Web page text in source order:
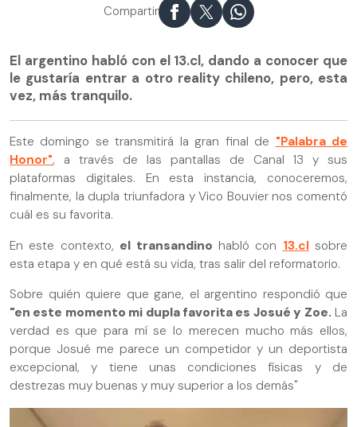
Compartir
El argentino habló con el 13.cl, dando a conocer que
le gustaría entrar a otro reality chileno, pero, esta
vez, más tranquilo.
Este domingo se transmitirá la gran final de "Palabra de
Honor", a través de las pantallas de Canal 13 y sus
plataformas digitales. En esta instancia, conoceremos,
finalmente, la dupla triunfadora y Vico Bouvier nos comentó
cuál es su favorita.
En este contexto, el transandino habló con 13.clsobre
esta etapa y en qué está su vida, tras salir del reformatorio.
Sobre quién quiere que gane, el argentino respondió que
"en este momento mi dupla favorita es Josué y Zoe.La
verdad es que para mí se lo merecen mucho más ellos,
porque Josué me parece un competidor y un deportista
excepcional, y tiene unas condiciones físicas y de
destrezas muy buenas y muy superior a los demás"